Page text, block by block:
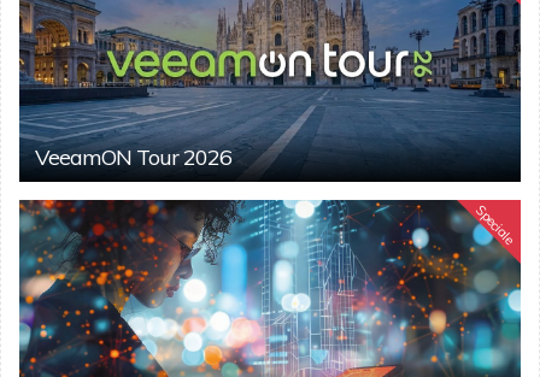
VeeamON Tour 2026
Speciale